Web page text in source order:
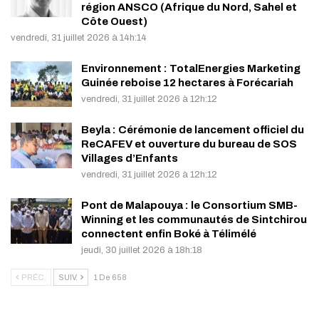
région ANSCO (Afrique du Nord, Sahel et
Côte Ouest)
vendredi, 31 juillet 2026 à 14h:14
Environnement : TotalEnergies Marketing
Guinée reboise 12 hectares à Forécariah
vendredi, 31 juillet 2026 à 12h:12
Beyla : Cérémonie de lancement officiel du
ReCAFEV et ouverture du bureau de SOS
Villages d’Enfants
vendredi, 31 juillet 2026 à 12h:12
Pont de Malapouya : le Consortium SMB-
Winning et les communautés de Sintchirou
connectent enfin Boké à Télimélé
jeudi, 30 juillet 2026 à 18h:18
PRÉC. SUIV. 1 De 658